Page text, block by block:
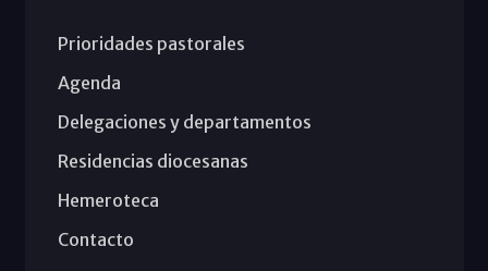
Prioridades pastorales
Agenda
Delegaciones y departamentos
Residencias diocesanas
Hemeroteca
Contacto